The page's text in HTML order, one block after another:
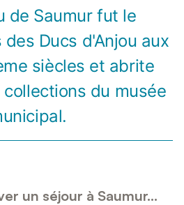
de Saumur fut le
Ducs d'Anjou aux
siècles et abrite
du musée
un séjour à Saumur...